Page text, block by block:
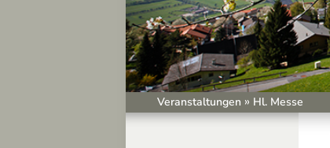
Veranstaltungen » Hl. Messe